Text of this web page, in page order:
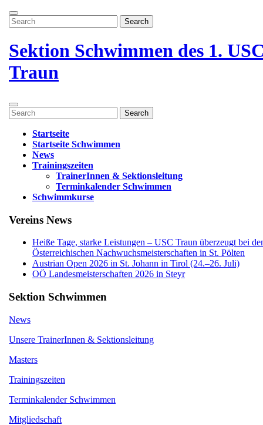
Zum
Inhalt
springen
Menü
öffnen
Search
for:
schließen
Sektion Schwimmen des 1.
Traun
Menü
öffnen
Search
for:
Startseite
Startseite Schwimmen
News
Trainingszeiten
TrainerInnen & Sektionsleitung
Terminkalender Schwimmen
Schwimmkurse
Menü
schließen
Vereins News
Heiße Tage, starke Leistungen – USC Traun überzeugt bei
Österreichischen Nachwuchsmeisterschaften in St. Pölten
Austrian Open 2026 in St. Johann in Tirol (24.–26. Juli)
OÖ Landesmeisterschaften 2026 in Steyr
Sektion Schwimmen
News
Unsere TrainerInnen & Sektionsleitung
Masters
Trainingszeiten
Terminkalender Schwimmen
Mitgliedschaft